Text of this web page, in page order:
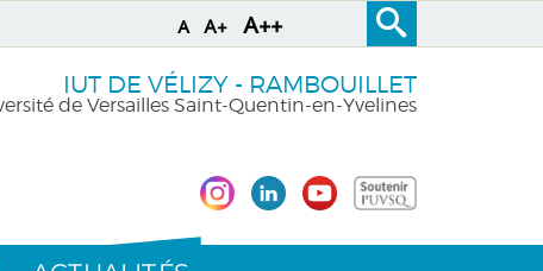
A A+ A++
IUT DE VÉLIZY - RAMBOUILLET
de Versailles Saint-Quentin-en-Yvelines